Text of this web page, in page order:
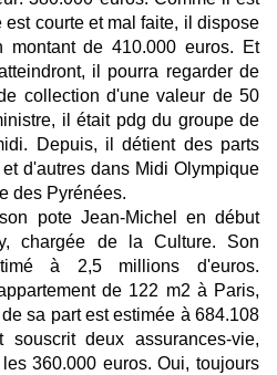
courte et mal faite, il dispose
montant de 410.000 euros. Et
il pourra regarder de
collection d'une valeur de 50
il était pdg du groupe de
Depuis, il détient des parts
d'autres dans Midi Olympique
des Pyrénées.
pote Jean-Michel en début
chargée de la Culture. Son
à 2,5 millions d'euros.
de 122 m2 à Paris,
sa part est estimée à 684.108
deux assurances-vie,
360.000 euros. Oui, toujours